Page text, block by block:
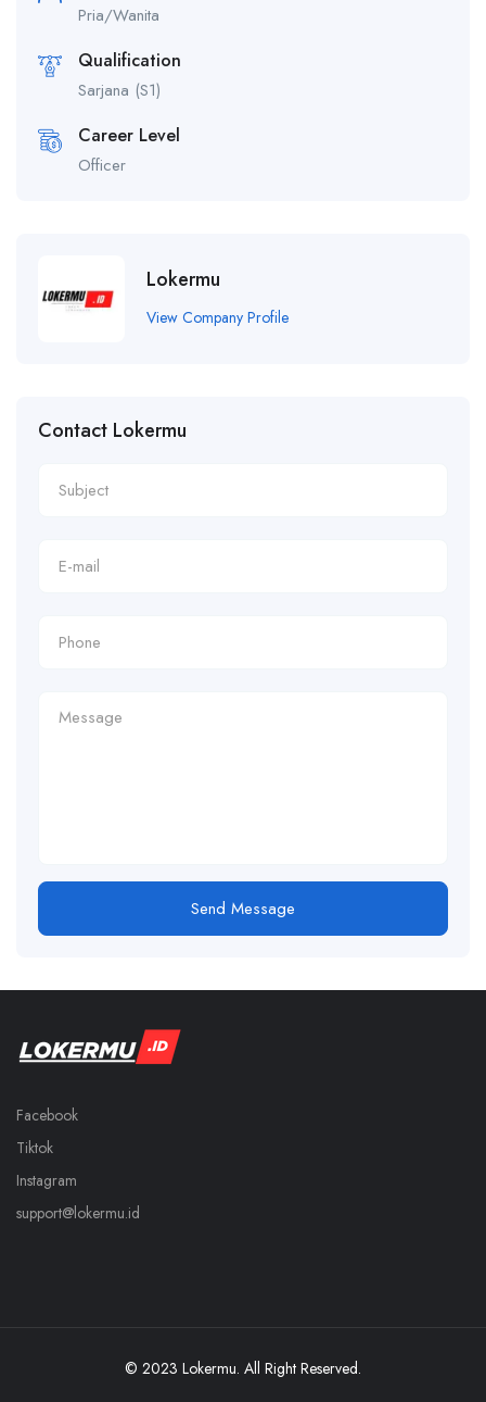
Pria/Wanita
Qualification
Sarjana (S1)
Career Level
Officer
Lokermu
View Company Profile
Contact Lokermu
Send Message
Facebook
Tiktok
Instagram
support@lokermu.id
© 2023 Lokermu. All Right Reserved.